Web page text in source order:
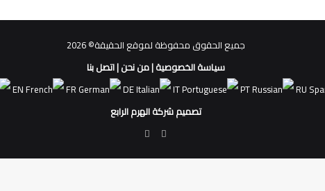
جميع الحقوق محفوظة لموقع الحقيقة© 2026
سياسة الخصوصية|من نحن|اتصل بنا
EN FR DE IT PT RU
تصميم شركة الهرم الرابع
فيسبوك